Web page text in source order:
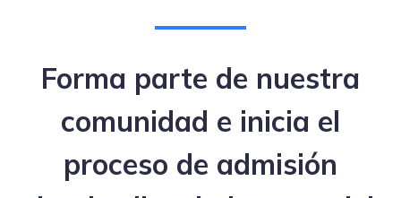
Forma parte de nuestra
comunidad e inicia el
proceso de admisión